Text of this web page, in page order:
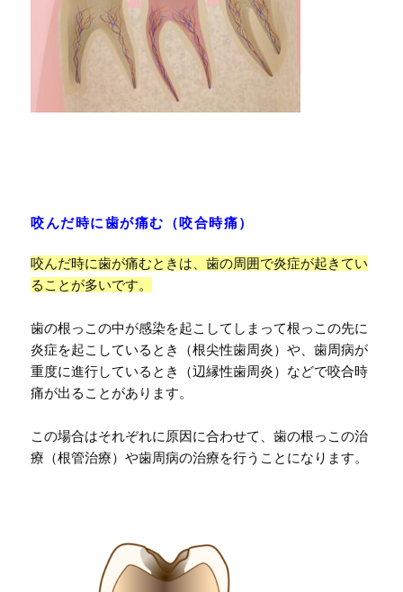
咬んだ時に歯が痛む（咬合時痛）
咬んだ時に歯が痛むときは、歯の周囲で炎症が起きてい
ることが多いです。
歯の根っこの中が感染を起こしてしまって根っこの先に
炎症を起こしているとき（根尖性歯周炎）や、歯周病が
重度に進行しているとき（辺縁性歯周炎）などで咬合時
痛が出ることがあります。
この場合はそれぞれに原因に合わせて、歯の根っこの治
療（根管治療）や歯周病の治療を行うことになります。